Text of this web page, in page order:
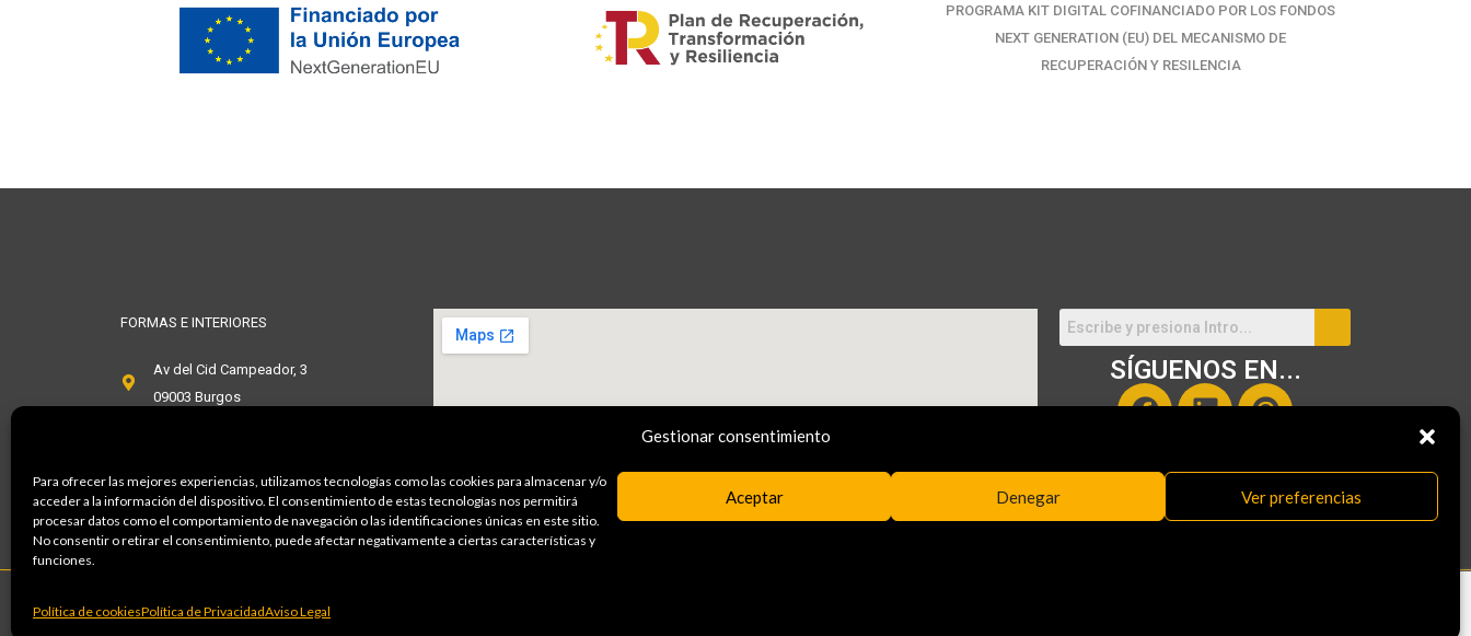
Gestionar consentimiento
Para ofrecer las mejores experiencias, utilizamos tecnologías como las cookies para almacenar y/o
acceder a la información del dispositivo. El consentimiento de estas tecnologías nos permitirá
procesar datos como el comportamiento de navegación o las identificaciones únicas en este sitio.
No consentir o retirar el consentimiento, puede afectar negativamente a ciertas características y
funciones.
Aceptar Denegar Ver preferencias
Política de cookiesPolítica de PrivacidadAviso Legal
PROGRAMA KIT DIGITAL COFINANCIADO POR LOS FONDOS
NEXT GENERATION (EU) DEL MECANISMO DE
RECUPERACIÓN Y RESILENCIA
FORMAS E INTERIORES
Av del Cid Campeador, 3
09003 Burgos
info@formaseinteriores.com
SÍGUENOS EN...
© Copyright 2023, Formas e Interiores S.L. | By